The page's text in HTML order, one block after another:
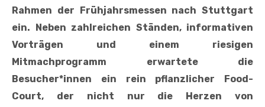
Rahmen der Frühjahrsmessen nach Stuttgart
ein. Neben zahlreichen Ständen, informativen
Vorträgen und einem riesigen
Mitmachprogramm erwartete die
Besucher*innen ein rein pflanzlicher Food-
Court, der nicht nur die Herzen von